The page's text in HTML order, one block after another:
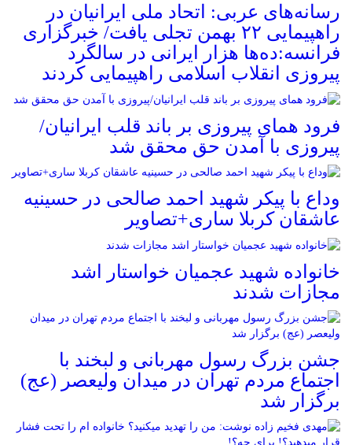
رسانه‌های عربی: اتحاد ملی ایرانیان در
راهپیمایی ۲۲ بهمن تجلی یافت/ خبرگزاری
فرانسه:ده‌ها هزار ایرانی در سالگرد
پیروزی انقلاب اسلامی راهپیمایی کردند
فرود همای پیروزی بر باند قلب ایرانیان/
پیروزی با آمدن حق محقق شد
وداع با پیکر شهید احمد صالحی‌ در حسینیه
عاشقان کربلا ساری+تصاویر
خانواده شهید عجمیان خواستار اشد
مجازات شدند
جشن بزرگ رسول مهربانی و لبخند با
اجتماع مردم تهران در میدان ولیعصر (عج)
برگزار شد